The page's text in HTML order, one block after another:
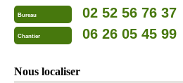
Bureau 02 52 56 76 37
Chantier 06 26 05 45 99
Nous localiser